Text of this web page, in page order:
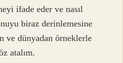
ifade eder ve nasıl
biraz derinlemesine
ve dünyadan örneklerle
atalım.